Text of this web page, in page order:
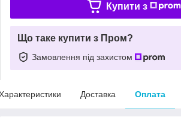
Купити з
Що таке купити з Пром?
Замовлення під захистом
Доставка Оплата